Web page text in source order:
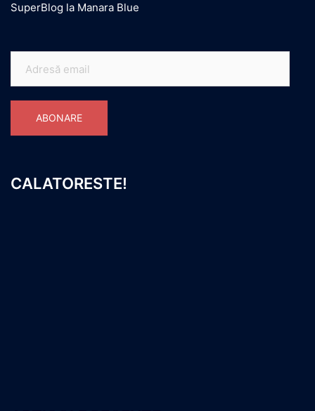
SuperBlog la Manara Blue
email
ABONARE
CALATORESTE!